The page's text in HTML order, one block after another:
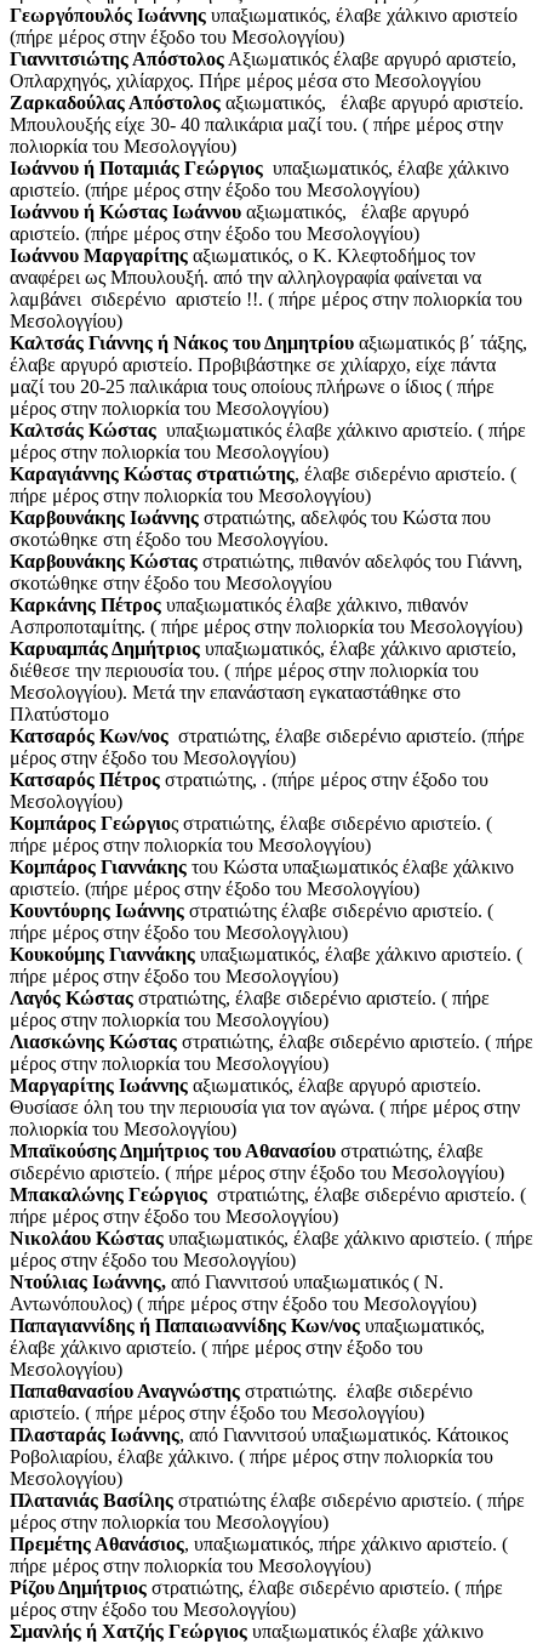
Γεωργόπουλός Ιωάννης υπαξιωματικός, έλαβε χάλκινο αριστείο
(πήρε μέρος στην έξοδο του Μεσολογγίου)
Γιαννιτσιώτης ΑπόστολοςΑξιωματικός έλαβε αργυρό αριστείο,
Οπλαρχηγός, χιλίαρχος. Πήρε μέρος μέσα στο Μεσολογγίου
Ζαρκαδούλας Απόστολος αξιωματικός, έλαβε αργυρό αριστείο.
Μπουλουξής είχε 30- 40 παλικάρια μαζί του. ( πήρε μέρος στην
πολιορκία του Μεσολογγίου)
Ιωάννου ή Ποταμιάς Γεώργιος υπαξιωματικός, έλαβε χάλκινο
αριστείο. (πήρε μέρος στην έξοδο του Μεσολογγίου)
Ιωάννου ή Κώστας Ιωάννου αξιωματικός, έλαβε αργυρό
αριστείο. (πήρε μέρος στην έξοδο του Μεσολογγίου)
Ιωάννου Μαργαρίτης αξιωματικός, ο Κ. Κλεφτοδήμος τον
αναφέρει ως Μπουλουξή. από την αλληλογραφία φαίνεται να
λαμβάνει σιδερένιο αριστείο !!. ( πήρε μέρος στην πολιορκία του
Μεσολογγίου)
Καλτσάς Γιάννης ή Νάκος του Δημητρίου αξιωματικός β΄ τάξης,
έλαβε αργυρό αριστείο. Προβιβάστηκε σε χιλίαρχο, είχε πάντα
μαζί του 20-25 παλικάρια τους οποίους πλήρωνε ο ίδιος ( πήρε
μέρος στην πολιορκία του Μεσολογγίου)
Καλτσάς Κώστας υπαξιωματικός έλαβε χάλκινο αριστείο. ( πήρε
μέρος στην πολιορκία του Μεσολογγίου)
Καραγιάννης Κώστας στρατιώτης, έλαβε σιδερένιο αριστείο. (
πήρε μέρος στην πολιορκία του Μεσολογγίου)
Καρβουνάκης Ιωάννης στρατιώτης, αδελφός του Κώστα που
σκοτώθηκε στη έξοδο του Μεσολογγίου.
Καρβουνάκης Κώστας στρατιώτης, πιθανόν αδελφός του Γιάννη,
σκοτώθηκε στην έξοδο του Μεσολογγίου
Καρκάνης Πέτρος υπαξιωματικός έλαβε χάλκινο, πιθανόν
Ασπροποταμίτης. ( πήρε μέρος στην πολιορκία του Μεσολογγίου)
Καρυαμπάς Δημήτριος υπαξιωματικός, έλαβε χάλκινο αριστείο,
διέθεσε την περιουσία του. ( πήρε μέρος στην πολιορκία του
Μεσολογγίου). Μετά την επανάσταση εγκαταστάθηκε στο
Πλατύστομο
Κατσαρός Κων/νος στρατιώτης, έλαβε σιδερένιο αριστείο. (πήρε
μέρος στην έξοδο του Μεσολογγίου)
Κατσαρός Πέτρος στρατιώτης, . (πήρε μέρος στην έξοδο του
Μεσολογγίου)
Κομπάρος Γεώργιος στρατιώτης, έλαβε σιδερένιο αριστείο. (
πήρε μέρος στην πολιορκία του Μεσολογγίου)
Κομπάρος Γιαννάκης του Κώστα υπαξιωματικός έλαβε χάλκινο
αριστείο. (πήρε μέρος στην έξοδο του Μεσολογγίου)
Κουντόυρης Ιωάννης στρατιώτης έλαβε σιδερένιο αριστείο. (
πήρε μέρος στην έξοδο του Μεσολογγλιου)
Κουκούμης Γιαννάκης υπαξιωματικός, έλαβε χάλκινο αριστείο. (
πήρε μέρος στην έξοδο του Μεσολογγίου)
Λαγός Κώστας στρατιώτης, έλαβε σιδερένιο αριστείο. ( πήρε
μέρος στην πολιορκία του Μεσολογγίου)
Λιασκώνης Κώστας στρατιώτης, έλαβε σιδερένιο αριστείο. ( πήρε
μέρος στην πολιορκία του Μεσολογγίου)
Μαργαρίτης Ιωάννης αξιωματικός, έλαβε αργυρό αριστείο.
Θυσίασε όλη του την περιουσία για τον αγώνα. ( πήρε μέρος στην
πολιορκία του Μεσολογγίου)
Μπαϊκούσης Δημήτριος του Αθανασίου στρατιώτης, έλαβε
σιδερένιο αριστείο. ( πήρε μέρος στην έξοδο του Μεσολογγίου)
Μπακαλώνης Γεώργιος στρατιώτης, έλαβε σιδερένιο αριστείο. (
πήρε μέρος στην έξοδο του Μεσολογγίου)
Νικολάου Κώστας υπαξιωματικός, έλαβε χάλκινο αριστείο. ( πήρε
μέρος στην έξοδο του Μεσολογγίου)
Ντούλιας Ιωάννης, από Γιαννιτσού υπαξιωματικός ( Ν.
Αντωνόπουλος) ( πήρε μέρος στην έξοδο του Μεσολογγίου)
Παπαγιαννίδης ή Παπαιωαννίδης Κων/νος υπαξιωματικός,
έλαβε χάλκινο αριστείο. ( πήρε μέρος στην έξοδο του
Μεσολογγίου)
Παπαθανασίου Αναγνώστης στρατιώτης. έλαβε σιδερένιο
αριστείο. ( πήρε μέρος στην έξοδο του Μεσολογγίου)
Πλασταράς Ιωάννης, από Γιαννιτσού υπαξιωματικός. Κάτοικος
Ροβολιαρίου, έλαβε χάλκινο. ( πήρε μέρος στην πολιορκία του
Μεσολογγίου)
Πλατανιάς Βασίλης στρατιώτης έλαβε σιδερένιο αριστείο. ( πήρε
μέρος στην πολιορκία του Μεσολογγίου)
Πρεμέτης Αθανάσιος, υπαξιωματικός, πήρε χάλκινο αριστείο. (
πήρε μέρος στην πολιορκία του Μεσολογγίου)
Ρίζου Δημήτριος στρατιώτης, έλαβε σιδερένιο αριστείο. ( πήρε
μέρος στην έξοδο του Μεσολογγίου)
Σμανλής ή Χατζής Γεώργιος υπαξιωματικός έλαβε χάλκινο